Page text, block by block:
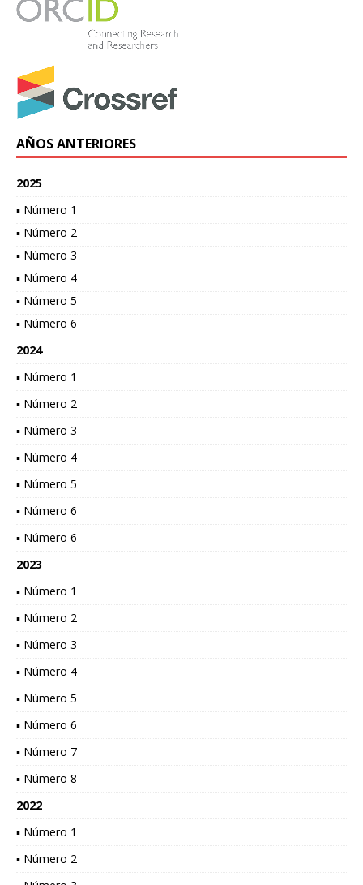
AÑOS ANTERIORES
2025
▪ Número 1
▪ Número 2
▪ Número 3
▪ Número 4
▪ Número 5
▪ Número 6
2024
▪ Número 1
▪ Número 2
▪ Número 3
▪ Número 4
▪ Número 5
▪ Número 6
▪ Número 6
2023
▪ Número 1
▪ Número 2
▪ Número 3
▪ Número 4
▪ Número 5
▪ Número 6
▪ Número 7
▪ Número 8
2022
▪ Número 1
▪ Número 2